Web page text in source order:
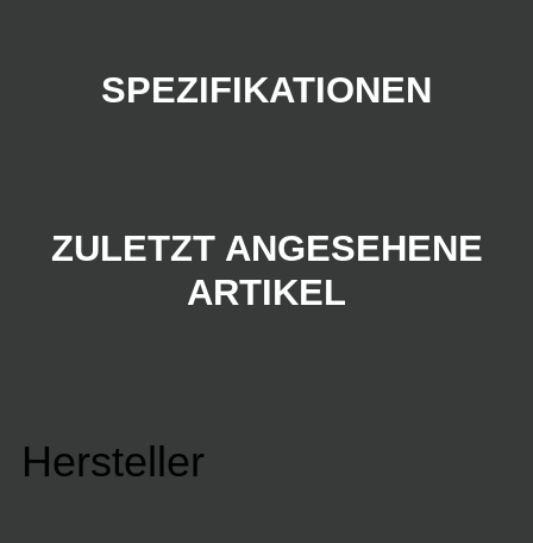
SPEZIFIKATIONEN
ZULETZT ANGESEHENE
ARTIKEL
Hersteller